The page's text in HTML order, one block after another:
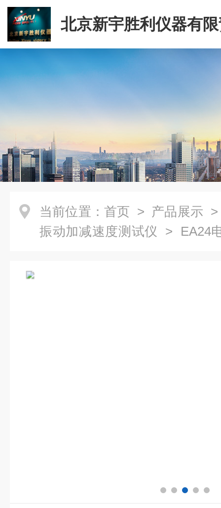
北京新宇胜利仪器有
司
当前位置： 首页 > 产品展示
振动加减速度测试仪 > EA24